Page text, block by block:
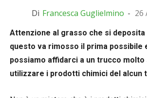
Di Francesca Guglielmino - 26
Attenzione al grasso che si deposita
questo va rimosso il prima possibile
possiamo affidarci a un trucco
utilizzare i prodotti chimici del alcun